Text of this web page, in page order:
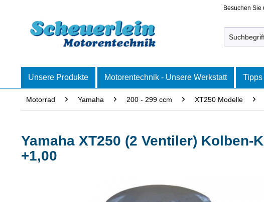
Besuchen
Unsere Produkte Motorentechnik - Unsere Werkstatt Tipps
Motorrad Yamaha 200 - 299 ccm XT250 Modelle
Yamaha XT250 (2 Ventiler) Kolben-
+1,00